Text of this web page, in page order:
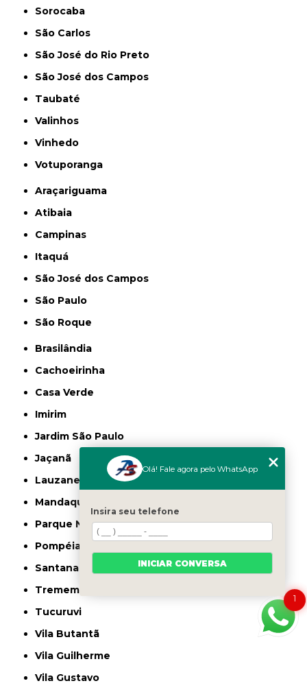
Sorocaba
São Carlos
São José do Rio Preto
São José dos Campos
Taubaté
Valinhos
Vinhedo
Votuporanga
Araçariguama
Atibaia
Campinas
Itaquá
São José dos Campos
São Paulo
São Roque
Brasilândia
Cachoeirinha
Casa Verde
Imirim
Jardim São Paulo
Jaçanã
Lauzane Paulista
Mandaqui
Parque Novo Mundo
Pompéia
Santana
Tremembé
Tucuruvi
Vila Butantã
Vila Guilherme
Vila Gustavo
1
Olá! Fale agora pelo WhatsApp
Insira seu telefone
INICIAR CONVERSA